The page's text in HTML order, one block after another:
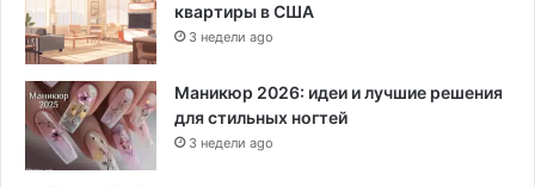
квартиры в США
3 недели ago
Маникюр 2026: идеи и лучшие решения
для стильных ногтей
3 недели ago